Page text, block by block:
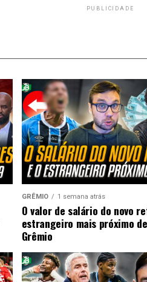
PUBLICIDADE
GRÊMIO 1 semana atrás
O valor de salário do novo
estrangeiro mais próximo
Grêmio